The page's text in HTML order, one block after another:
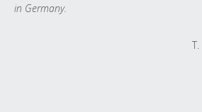
in Germany.
T.